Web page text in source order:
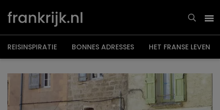
naar
inhoud
REISINSPIRATIE BONNES ADRESSES HET FRANSE LEVEN